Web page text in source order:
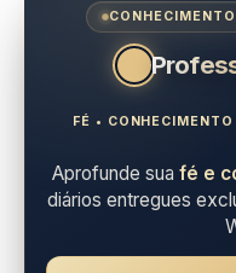
FÉ •
Aprofunde suafé e
diários entregues